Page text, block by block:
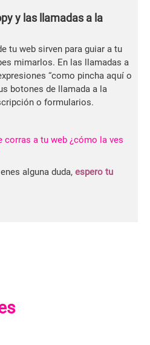
y las llamadas a la
tu web sirven para guiar a tu
mimarlos. En las llamadas a
“como pincha aquí o
botones de llamada a la
o formularios.
corras a tu web ¿cómo la ves
alguna duda, espero tu